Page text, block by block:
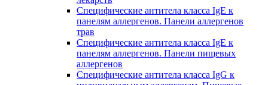
Специфические антитела класса IgE к
панелям аллергенов. Панели аллергенов
трав
Специфические антитела класса IgE к
панелям аллергенов. Панели пищевых
аллергенов
Специфические антитела класса IgG к